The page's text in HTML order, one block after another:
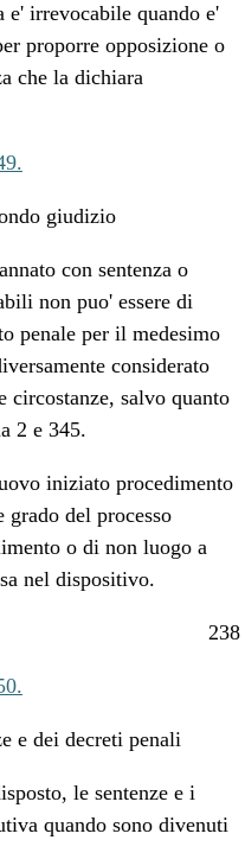
e' irrevocabile quando e'
proporre opposizione o
che la dichiara
giudizio
con sentenza o
non puo' essere di
penale per il medesimo
considerato
salvo quanto
2 e 345.
iniziato procedimento
del processo
o di non luogo a
nel dispositivo.
238
e dei decreti penali
le sentenze e i
quando sono divenuti